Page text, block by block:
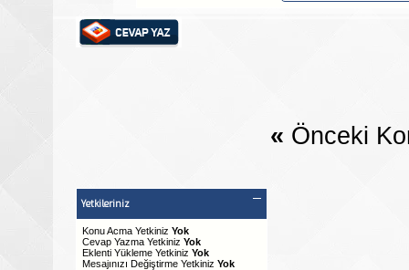
« Önceki
Yetkileriniz
Konu Acma Yetkiniz Yok
Cevap Yazma Yetkiniz Yok
Eklenti Yükleme Yetkiniz Yok
Mesajınızı Değiştirme Yetkiniz Yok